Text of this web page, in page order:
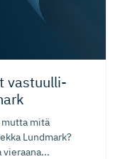
vastuulli­
mitä
Lundmark?